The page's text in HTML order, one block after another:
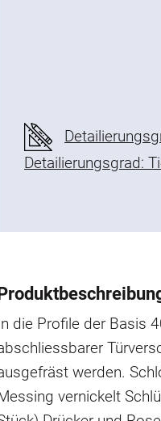
Detailierungsgrad:
die Profile der Basis
werden.
vernickelt